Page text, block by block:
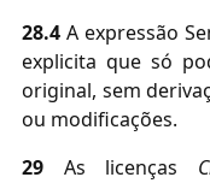
28.4 A expressão
explicita que só
original, sem
ou modificações.
29 As licenças